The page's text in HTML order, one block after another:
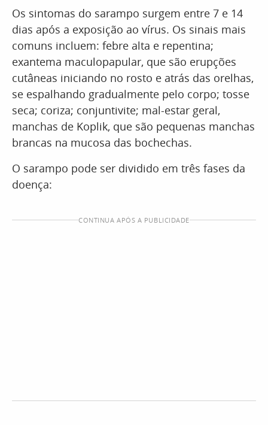
Os sintomas do sarampo surgem entre 7 e 14
dias após a exposição ao vírus. Os sinais mais
comuns incluem: febre alta e repentina;
exantema maculopapular, que são erupções
cutâneas iniciando no rosto e atrás das orelhas,
se espalhando gradualmente pelo corpo; tosse
seca; coriza; conjuntivite; mal-estar geral,
manchas de Koplik, que são pequenas manchas
brancas na mucosa das bochechas.
O sarampo pode ser dividido em três fases da
doença:
CONTINUA APÓS A PUBLICIDADE